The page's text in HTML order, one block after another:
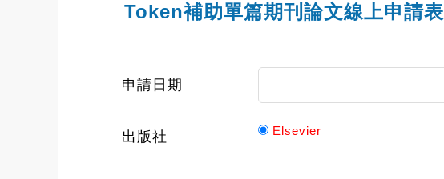
Token補助單篇期刊論文線上申請表
申請日期
出版社 Elsevier